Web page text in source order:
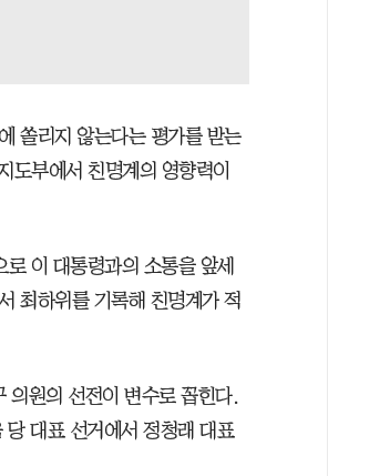
쏠리지 않는다는 평가를 받는
도부에서 친명계의 영향력이
이 대통령과의 소통을 앞세
최하위를 기록해 친명계가 적
의원의 선전이 변수로 꼽힌다.
대표 선거에서 정청래 대표